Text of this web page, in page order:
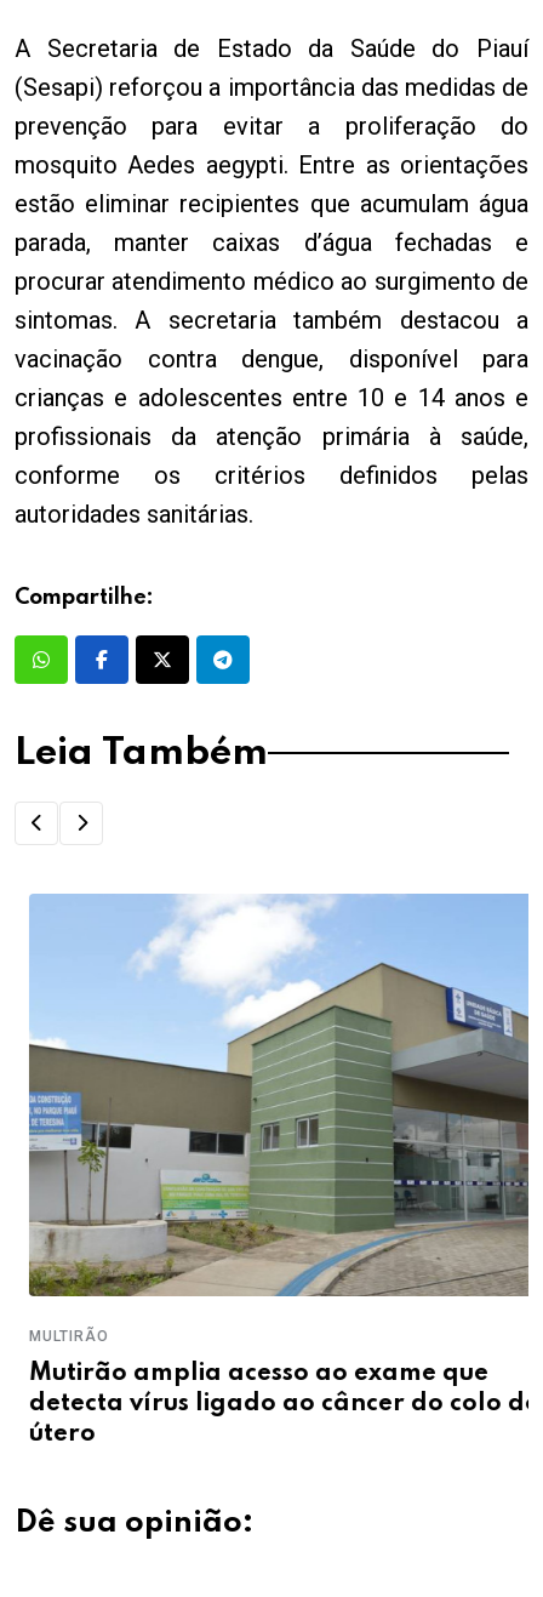
A Secretaria de Estado da Saúde do Piauí
(Sesapi) reforçou a importância das medidas de
prevenção para evitar a proliferação do
mosquito Aedes aegypti. Entre as orientações
estão eliminar recipientes que acumulam água
parada, manter caixas d’água fechadas e
procurar atendimento médico ao surgimento de
sintomas. A secretaria também destacou a
vacinação contra dengue, disponível para
crianças e adolescentes entre 10 e 14 anos e
profissionais da atenção primária à saúde,
conforme os critérios definidos pelas
autoridades sanitárias.
Compartilhe:
Leia Também
MULTIRÃO
Mutirão amplia acesso ao exame que
detecta vírus ligado ao câncer do colo do
útero
Dê sua opinião: